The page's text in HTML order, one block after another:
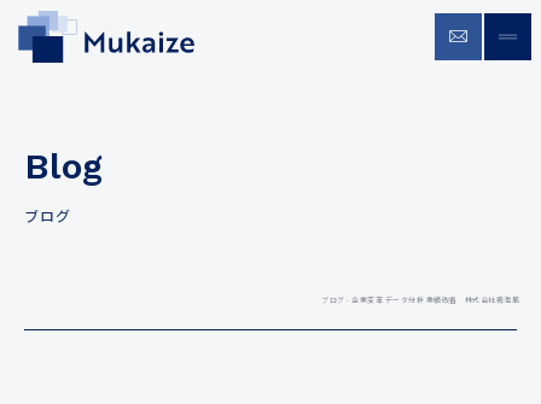
企業変革 データ分析 業績改善 株式会
ブログ - 企業変革 データ分析 業績改善 株式会社霧海風
Blog
ブログ